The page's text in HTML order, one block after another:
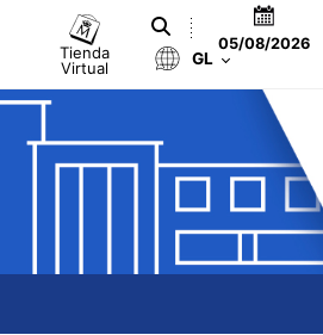
Tienda
Virtual
05/08/2026
GL